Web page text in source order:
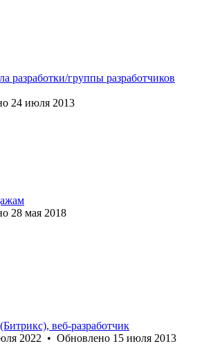
разработки/группы разработчиков
24 июля 2013
28 мая 2018
веб-разработчик
2022 • Обновлено 15 июля 2013